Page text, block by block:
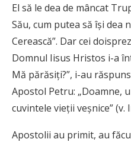
El să le dea de mâncat
Său, cum putea să îşi dea
Cerească”. Dar cei
Domnul Iisus Hristos i-a
Mă părăsiţi?”, i-au
Apostol Petru: „Doamne,
cuvintele vieţii veşnice” (v.
Apostolii au primit, au